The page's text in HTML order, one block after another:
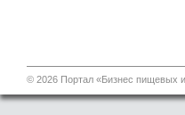
© 2026 Портал «Бизнес пищевых